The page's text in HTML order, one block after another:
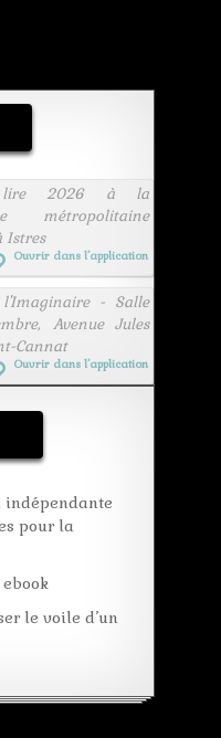
2026 à la
métropolitaine
Istres
Ouvrir dans l’application
l'Imaginaire - Salle
Avenue Jules
Cannat
Ouvrir dans l’application
indépendante
pour la
le voile d’un